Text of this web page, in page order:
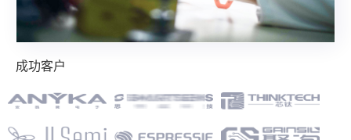
成功客户
成功客户
成功客户
成功客户
成功客户